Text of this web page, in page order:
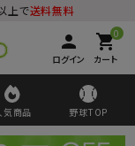
上で送料無料
person
ログイン
0
shopping_cart
カート
気商品 野球TOP